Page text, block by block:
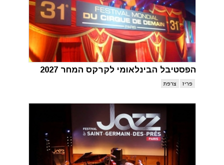
הפסטיבל הבינלאומי לקרקס המחר 2027
פריז צרפת